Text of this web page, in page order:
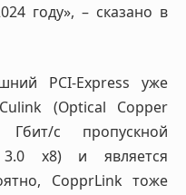
году», – сказано в
PCI-Express уже
(Optical Copper
с пропускной
3.0 x8) и является
CopprLink тоже